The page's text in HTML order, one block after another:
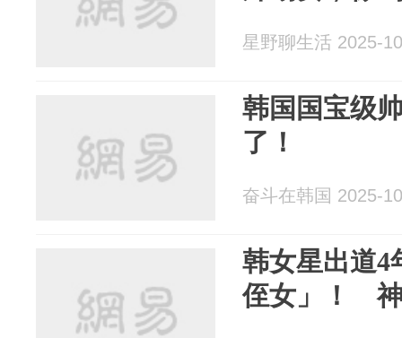
星野聊生活 2025-
韩国国宝级
了！
奋斗在韩国 2025-
韩女星出道4
侄女」！